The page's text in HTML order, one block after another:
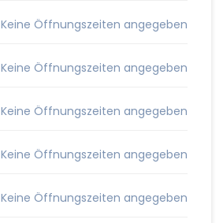
Keine Öffnungszeiten angegeben
Keine Öffnungszeiten angegeben
Keine Öffnungszeiten angegeben
Keine Öffnungszeiten angegeben
Keine Öffnungszeiten angegeben